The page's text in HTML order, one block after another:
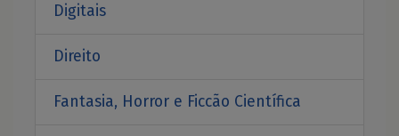
Digitais
Direito
Fantasia, Horror e Ficcão Científica